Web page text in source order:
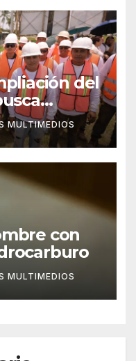
del
en crisis
MULTIMEDIOS
con
MULTIMEDIOS